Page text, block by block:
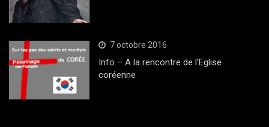
7 octobre 2016
Info – A la rencontre de l’Eglise
coréenne